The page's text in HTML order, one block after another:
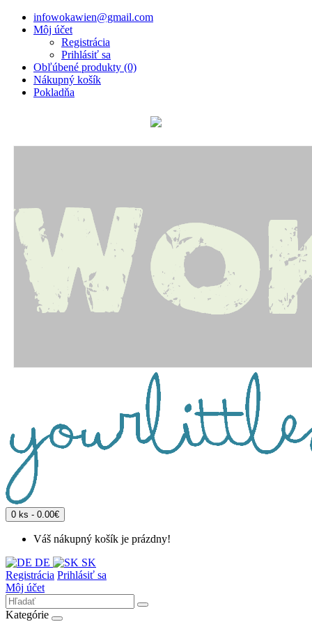
infowokawien@gmail.com
Môj účet
Registrácia
Prihlásiť sa
Obľúbené produkty (0)
Nákupný košík
Pokladňa
0 ks - 0.00€
Váš nákupný košík je prázdny!
DE
SK
Registrácia Prihlásiť sa
Môj účet
Kategórie